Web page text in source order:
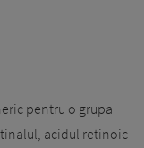
pentru o grupa
acidul retinoic